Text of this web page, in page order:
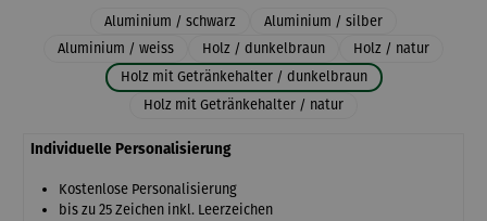
Aluminium / schwarz
Aluminium / silber
Aluminium / weiss
Holz / dunkelbraun
Holz / natur
Holz mit Getränkehalter / dunkelbraun
Holz mit Getränkehalter / natur
Individuelle Personalisierung
Kostenlose Personalisierung
bis zu 25 Zeichen inkl. Leerzeichen